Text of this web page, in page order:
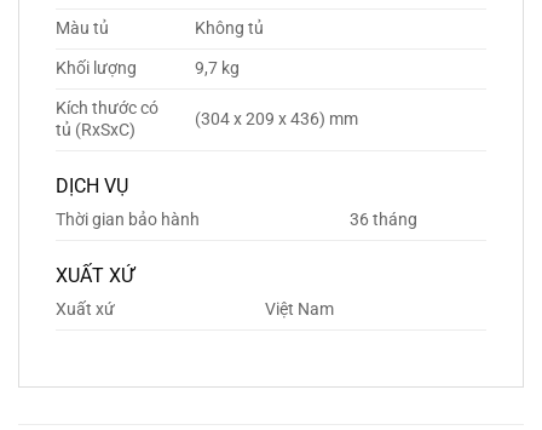
Màu tủ
Không tủ
Khối lượng
9,7 kg
Kích thước có
tủ (RxSxC)
(304 x 209 x 436) mm
DỊCH VỤ
Thời gian bảo hành 36 tháng
XUẤT XỨ
Xuất xứ Việt Nam